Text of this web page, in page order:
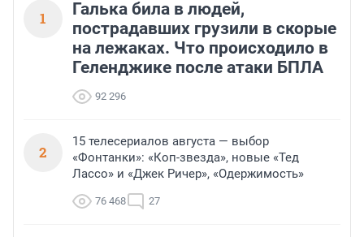
1
Галька била в людей,
пострадавших грузили в скорые
на лежаках. Что происходило в
Геленджике после атаки БПЛА
92 296
2
15 телесериалов августа — выбор
«Фонтанки»: «Коп-звезда», новые «Тед
Лассо» и «Джек Ричер», «Одержимость»
76 468 27